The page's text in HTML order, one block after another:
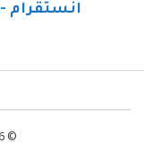
انستقرام -Instagram
© 2026 - جميع الحقوق محفوظة.